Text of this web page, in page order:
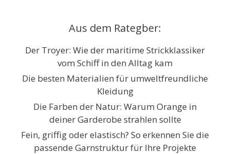
Aus dem Rategber:
Der Troyer: Wie der maritime Strickklassiker
vom Schiff in den Alltag kam
Die besten Materialien für umweltfreundliche
Kleidung
Die Farben der Natur: Warum Orange in
deiner Garderobe strahlen sollte
Fein, griffig oder elastisch? So erkennen Sie die
passende Garnstruktur für Ihre Projekte